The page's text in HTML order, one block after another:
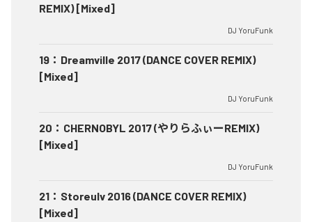
REMIX) [Mixed]
DJ YoruFunk
19 ： Dreamville 2017 (DANCE COVER REMIX)
[Mixed]
DJ YoruFunk
20 ： CHERNOBYL 2017 (やりらふぃーREMIX)
[Mixed]
DJ YoruFunk
21 ： Storeulv 2016 (DANCE COVER REMIX)
[Mixed]